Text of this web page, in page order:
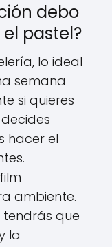
debo
pastel?
lo ideal
semana
si quieres
hacer el
ambiente.
tendrás que
la